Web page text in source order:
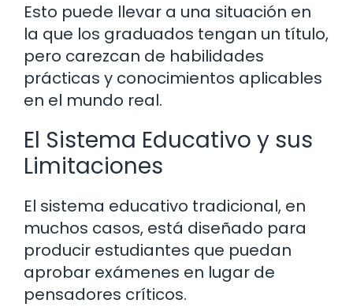
Esto puede llevar a una situación en
la que los graduados tengan un título,
pero carezcan de habilidades
prácticas y conocimientos aplicables
en el mundo real.
El Sistema Educativo y sus
Limitaciones
El sistema educativo tradicional, en
muchos casos, está diseñado para
producir estudiantes que puedan
aprobar exámenes en lugar de
pensadores críticos.